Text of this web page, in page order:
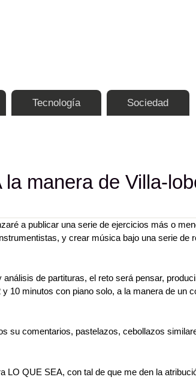
Tecnología Sociedad
manera de Villa-
a publicar una serie de ejercicios más o
y crear música bajo una serie de
de partituras, el reto será pensar,
10 minutos con piano solo, a la manera de un
su comentarios, pastelazos, cebollazos
LOQUE SEA, con tal de que me den la